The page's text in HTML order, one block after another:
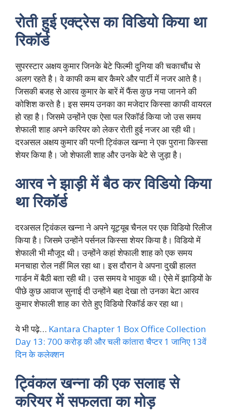
रोती हुई एक्ट्रेस का विडियो किया था
रिकॉर्ड
सुपरस्टार अक्षय कुमार जिनके बेटे फिल्मी दुनिया की चकाचौंध से
अलग रहते है। वे काफी कम बार कैमरे और पार्टी में नजर आते है।
जिसकी बजह से आरव कुमार के बारें में फैंस कुछ नया जानने की
कोशिश करते है। इस समय उनका का मजेदार किस्सा काफी वायरल
हो रहा है। जिसमे उन्होंने एक ऐसा पल रिकॉर्ड किया जो उस समय
शेफाली शाह अपने करियर को लेकर रोती हुई नजर आ रही थी।
दरअसल अक्षय कुमार की पत्नी ट्विंकल खन्ना ने एक पुराना किस्सा
शेयर किया है। जो शेफाली शाह और उनके बेटे से जुड़ा है।
आरव ने झाड़ी में बैठ कर विडियो किया
था रिकॉर्ड
दरअसल ट्विंकल खन्ना ने अपने यूट्यूब चैनल पर एक विडियो रिलीज
किया है। जिसमे उन्होंने पर्सनल किस्सा शेयर किया है। विडियो में
शेफाली भी मौजूद थी। उन्होंने कहां शेफाली शाह को एक समय
मनचाहा रोल नहीं मिल रहा था। इस दौरान वे अपना दुखी हालत
गार्डन में बैठी बता रही थी। उस समय वे भावुक थी। ऐसे में झाड़ियों के
पीछे कुछ आवाज सुनाई दी उन्होंने बहा देखा तो उनका बेटा आरव
कुमार शेफाली शाह का रोते हुए विडियो रिकॉर्ड कर रहा था।
ये भी पढ़े… Kantara Chapter 1 Box Office Collection
Day 13: 700 करोड़ की और चली कांतारा चैप्टर 1 जानिए 13वें
दिन के कलेक्शन
ट्विंकल खन्ना की एक सलाह से
करियर में सफलता का मोड़